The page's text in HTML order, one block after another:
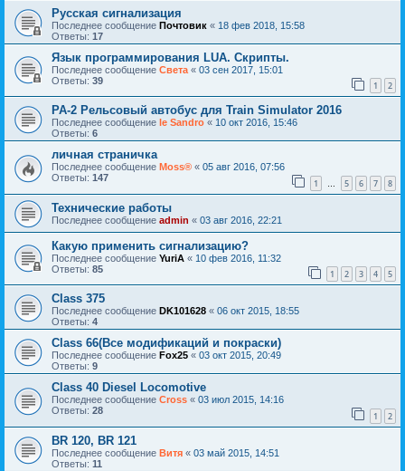
Русская сигнализация
Последнее сообщение Почтовик « 18 фев 2018, 15:58
Ответы: 17
Язык программирования LUA. Скрипты.
Последнее сообщение Света « 03 сен 2017, 15:01
Ответы: 39 1 2
PA-2 Рельсовый автобус для Train Simulator 2016
Последнее сообщение le Sandro « 10 окт 2016, 15:46
Ответы: 6
личная страничка
Последнее сообщение Moss® « 05 авг 2016, 07:56
Ответы: 147 1 … 5 6 7 8
Технические работы
Последнее сообщение admin « 03 авг 2016, 22:21
Какую применить сигнализацию?
Последнее сообщение YuriA « 10 фев 2016, 11:32
Ответы: 85 1 2 3 4 5
Class 375
Последнее сообщение DK101628 « 06 окт 2015, 18:55
Ответы: 4
Class 66(Все модификаций и покраски)
Последнее сообщение Fox25 « 03 окт 2015, 20:49
Ответы: 9
Class 40 Diesel Locomotive
Последнее сообщение Cross « 03 июл 2015, 14:16
Ответы: 28 1 2
BR 120, BR 121
Последнее сообщение Витя « 03 май 2015, 14:51
Ответы: 11